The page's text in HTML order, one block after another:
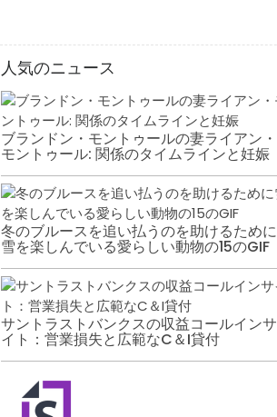
人気のニュース
ブランドン・モントゥールの妻ライアン・
モントゥール: 関係のタイムラインと妊娠
冬のブルースを追い払うのを助けるために
雪を楽しんでいる愛らしい動物の15のGIF
サントラストバンクスの収益コールインサ
イト：営業損失と広範なC＆I貸付